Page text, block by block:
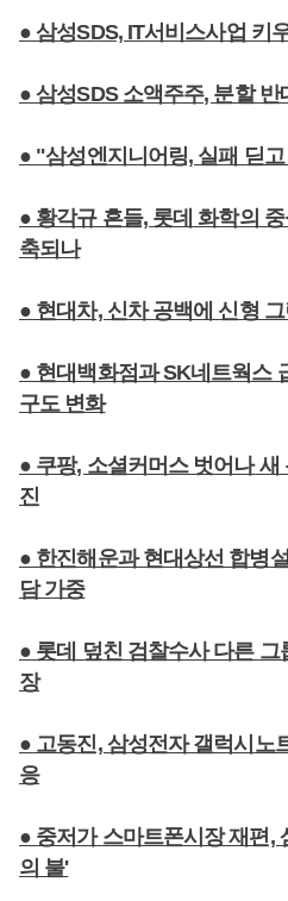
● 삼성SDS, IT서비스사업 키
● 삼성SDS 소액주주, 분할 반
● "삼성엔지니어링, 실패 딛
● 황각규 흔들, 롯데 화학의
축되나
● 현대차, 신차 공백에 신형
● 현대백화점과 SK네트웍스
구도 변화
● 쿠팡, 소셜커머스 벗어나
진
● 한진해운과 현대상선 합병
담 가중
● 롯데 덮친 검찰수사 다른
장
● 고동진, 삼성전자 갤럭시노
응
● 중저가 스마트폰시장 재편,
의 불'